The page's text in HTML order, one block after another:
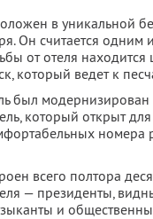
в уникальной
Он считается
от отеля
который ведет к
был
который открыт
номера
всего полтора
— президенты,
и